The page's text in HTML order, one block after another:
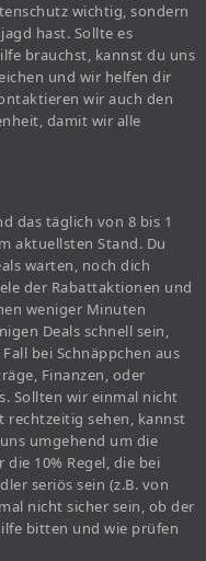
wichtig, sondern
hast. Sollte es
brauchst, kannst du uns
und wir helfen dir
wir auch den
damit wir alle
das täglich von 8 bis 1
aktuellsten Stand. Du
warten, noch dich
der Rabattaktionen und
weniger Minuten
Deals schnell sein,
bei Schnäppchen aus
Finanzen, oder
Sollten wir einmal nicht
rechtzeitig sehen, kannst
umgehend um die
10% Regel, die bei
seriös sein (z.B. von
nicht sicher sein, ob der
bitten und wie prüfen